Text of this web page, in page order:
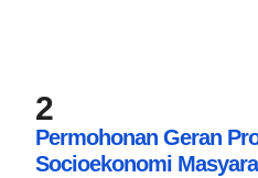
2
Permohonan Geran
Socioekonomi